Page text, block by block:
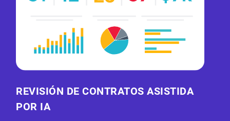
REVISIÓN DE CONTRATOS ASISTIDA
POR IA